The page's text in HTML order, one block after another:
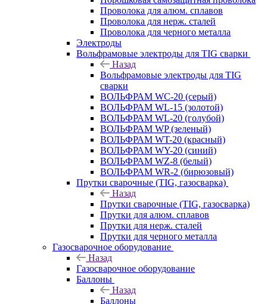
Проволока для алюм. сплавов
Проволока для нерж. сталей
Проволока для черного металла
Электроды
Вольфрамовые электроды для TIG сварки
Назад
Вольфрамовые электроды для TIG
сварки
ВОЛЬФРАМ WC-20 (серый)
ВОЛЬФРАМ WL-15 (золотой)
ВОЛЬФРАМ WL-20 (голубой)
ВОЛЬФРАМ WP (зеленый)
ВОЛЬФРАМ WT-20 (красный)
ВОЛЬФРАМ WY-20 (синий)
ВОЛЬФРАМ WZ-8 (белый)
ВОЛЬФРАМ WR-2 (бирюзовый)
Прутки сварочные (TIG, газосварка)
Назад
Прутки сварочные (TIG, газосварка)
Прутки для алюм. сплавов
Прутки для нерж. сталей
Прутки для черного металла
Газосварочное оборудование
Назад
Газосварочное оборудование
Баллоны
Назад
Баллоны